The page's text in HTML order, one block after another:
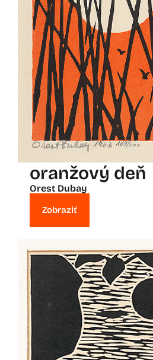
oranžový deň
Orest Dubay
Zobraziť